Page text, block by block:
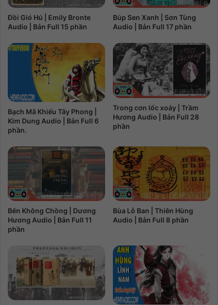
Đồi Gió Hú | Emily Bronte
Audio | Bản Full 15 phần
Búp Sen Xanh | Sơn Tùng
Audio | Bản Full 17 phần
Bạch Mã Khiếu Tây Phong |
Kim Dung Audio | Bản Full 6
phần.
Trong cơn lốc xoáy | Trầm
Hương Audio | Bản Full 28
phần
Bến Không Chồng | Dương
Hương Audio | Bản Full 11
phần
Bùa Lỗ Ban | Thiên Hùng
Audio | Bản Full 8 phần